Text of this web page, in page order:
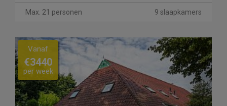
Max. 21 personen 9 slaapkamers
Previous Next
Vanaf
€3440
per week